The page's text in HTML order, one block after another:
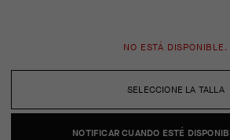
SELECCIONE LA TALLA
NO ESTÁ DISPONIBLE.
NOTIFICAR CUANDO ESTÉ